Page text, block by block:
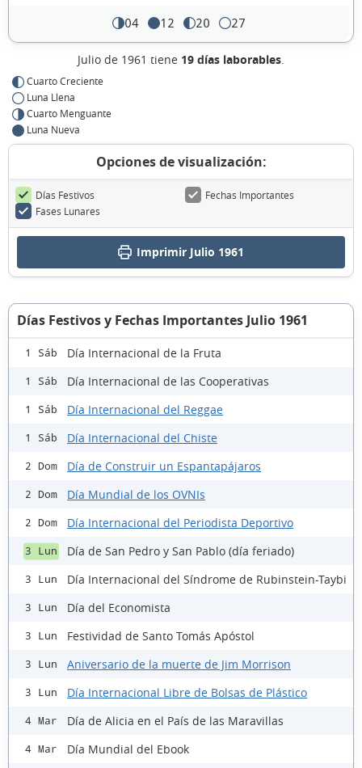
04 12 20 27
Julio de 1961 tiene 19 días laborables.
Cuarto Creciente
Luna Llena
Cuarto Menguante
Luna Nueva
Opciones de visualización:
Días Festivos
Fechas Importantes
Fases Lunares
Imprimir Julio 1961
Días Festivos y Fechas Importantes Julio 1961
1 Sáb Día Internacional de la Fruta
1 Sáb Día Internacional de las Cooperativas
1 Sáb Día Internacional del Reggae
1 Sáb Día Internacional del Chiste
2 Dom Día de Construir un Espantapájaros
2 Dom Día Mundial de los OVNIs
2 Dom Día Internacional del Periodista Deportivo
3 Lun Día de San Pedro y San Pablo (día feriado)
3 Lun Día Internacional del Síndrome de Rubinstein-Taybi
3 Lun Día del Economista
3 Lun Festividad de Santo Tomás Apóstol
3 Lun Aniversario de la muerte de Jim Morrison
3 Lun Día Internacional Libre de Bolsas de Plástico
4 Mar Día de Alicia en el País de las Maravillas
4 Mar Día Mundial del Ebook